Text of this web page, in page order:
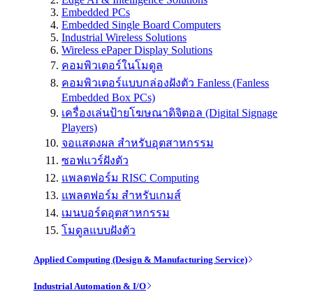
Embedded PCs
Embedded Single Board Computers
Industrial Wireless Solutions
Wireless ePaper Display Solutions
คอมพิวเตอร์ในโมดูล
คอมพิวเตอร์แบบกล่องฝังตัว Fanless (Fanless
Embedded Box PCs)
เครื่องเล่นป้ายโฆษณาดิจิตอล (Digital Signage
Players)
จอแสดงผล สำหรับอุตสาหกรรม
ซอฟแวร์ฝังตัว
แพลตฟอร์ม RISC Computing
แพลตฟอร์ม สำหรับเกมส์
เมนบอร์ดอุตสาหกรรม
โมดูลแบบฝังตัว
Applied Computing (Design & Manufacturing Service)
Industrial Automation & I/O